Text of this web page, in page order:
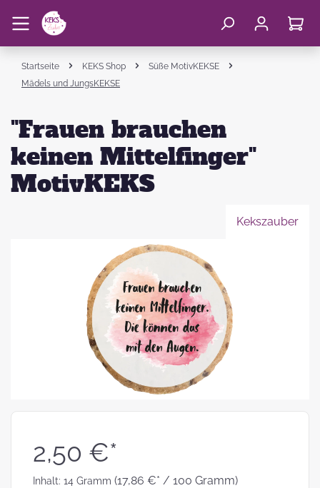
Startseite KEKS Shop
Süße MotivKEKSE
Mädels und JungsKEKSE
"Frauen brauchen
keinen Mittelfinger"
MotivKEKS
Kekszauber
2,50 €*
Inhalt: 14 Gramm (17,86 €* / 100 Gramm)